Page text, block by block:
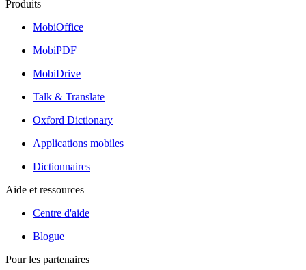
Produits
MobiOffice
MobiPDF
MobiDrive
Talk & Translate
Oxford Dictionary
Applications mobiles
Dictionnaires
Aide et ressources
Centre d'aide
Blogue
Pour les partenaires